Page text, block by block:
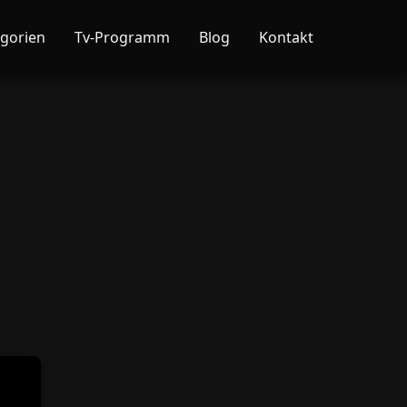
Tv-Programm Blog Kontakt